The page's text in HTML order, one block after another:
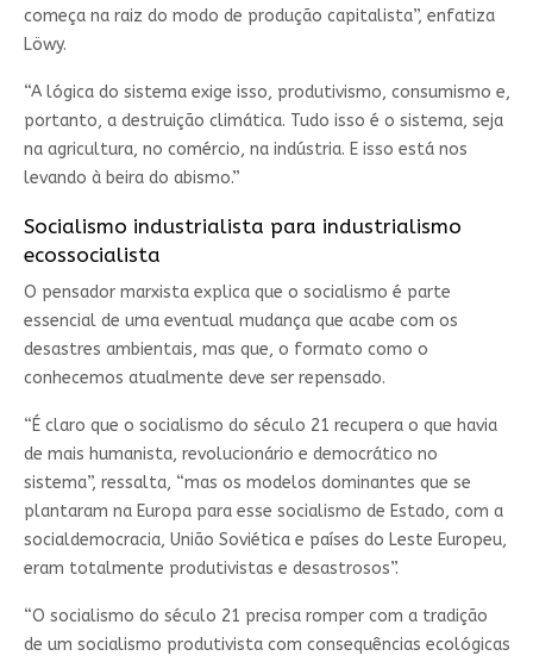
começa na raiz do modo de produção capitalista”, enfatiza
Löwy.
“A lógica do sistema exige isso, produtivismo, consumismo e,
portanto, a destruição climática. Tudo isso é o sistema, seja
na agricultura, no comércio, na indústria. E isso está nos
levando à beira do abismo.”
Socialismo industrialista para industrialismo
ecossocialista
O pensador marxista explica que o socialismo é parte
essencial de uma eventual mudança que acabe com os
desastres ambientais, mas que, o formato como o
conhecemos atualmente deve ser repensado.
“É claro que o socialismo do século 21 recupera o que havia
de mais humanista, revolucionário e democrático no
sistema”, ressalta, “mas os modelos dominantes que se
plantaram na Europa para esse socialismo de Estado, com a
socialdemocracia, União Soviética e países do Leste Europeu,
eram totalmente produtivistas e desastrosos”.
“O socialismo do século 21 precisa romper com a tradição
de um socialismo produtivista com consequências ecológicas